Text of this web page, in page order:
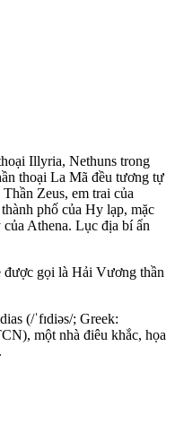
Illyria, Nethuns trong
thoại La Mã đều tương tự
Zeus, em trai của
phố của Hy lạp, mặc
Athena. Lục địa bí ẩn
được gọi là Hải Vương thần
(/ˈfɪdiəs/; Greek:
một nhà điêu khắc, họa